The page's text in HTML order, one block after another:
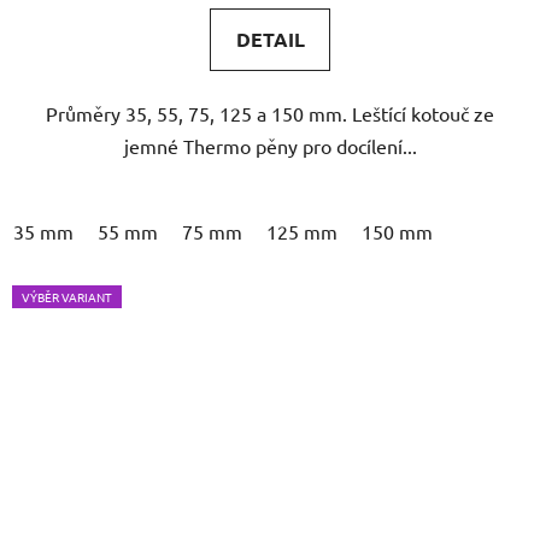
DETAIL
Průměry 35, 55, 75, 125 a 150 mm. Leštící kotouč ze
jemné Thermo pěny pro docílení...
35 mm 55 mm 75 mm 125 mm 150 mm
VÝBĚR VARIANT